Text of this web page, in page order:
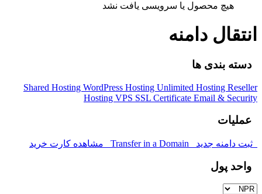
هیچ محصول یا سرویسی یافت نشد
انتقال دامنه
دسته بندی ها
Shared Hosting WordPress Hosting Unlimited Hosting Reseller
Hosting VPS SSL Certificate Email & Security
عملیات
ثبت دامنه جدید مشاهده کارت خرید
واحد پول